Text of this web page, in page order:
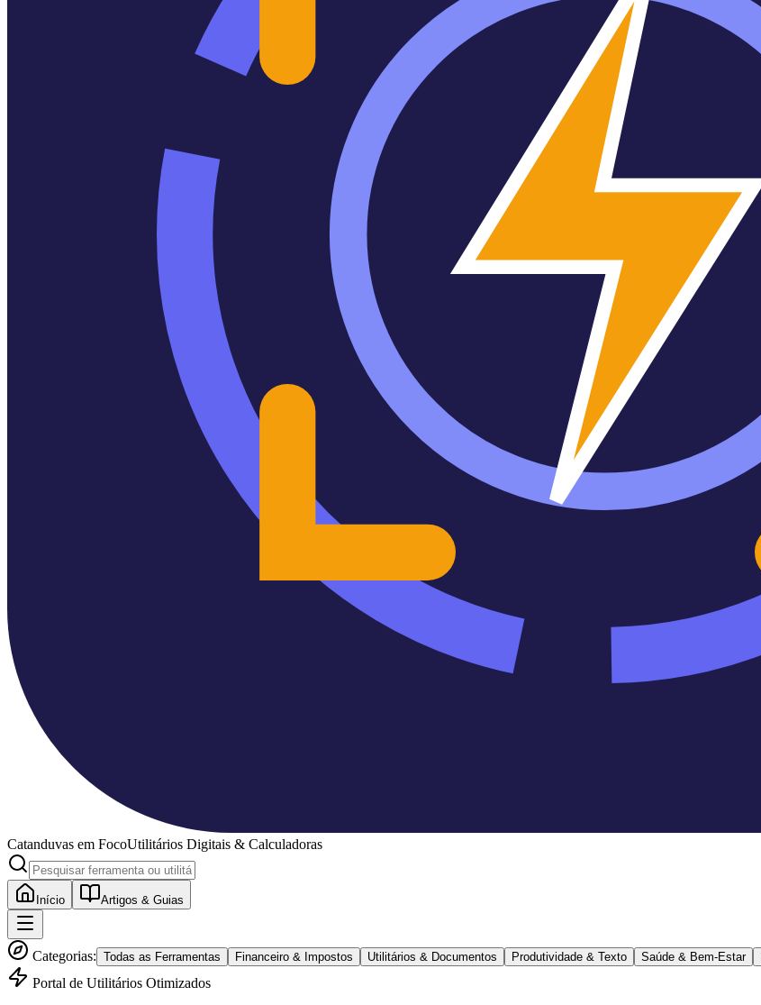
Catanduvas em FocoUtilitários Digitais & Calculadoras
Início Artigos & Guias
Categorias: Todas as Ferramentas Financeiro & Impostos Utilitários & Documentos Produtividade & Texto Saúde & Bem-Estar
Portal de Utilitários Otimizados